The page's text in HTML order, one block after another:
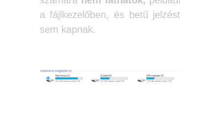
a fájlkezelőben, és betű jelzést
sem kapnak.